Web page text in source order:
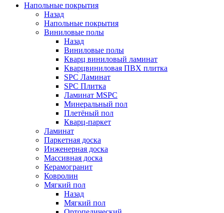
Напольные покрытия
Назад
Напольные покрытия
Виниловые полы
Назад
Виниловые полы
Кварц виниловый ламинат
Кварцвиниловая ПВХ плитка
SPC Ламинат
SPC Плитка
Ламинат MSPC
Минеральный пол
Плетёный пол
Кварц-паркет
Ламинат
Паркетная доска
Инженерная доска
Массивная доска
Керамогранит
Ковролин
Мягкий пол
Назад
Мягкий пол